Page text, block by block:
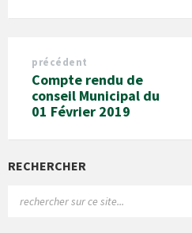
précédent
Compte rendu de
conseil Municipal du
01 Février 2019
RECHERCHER